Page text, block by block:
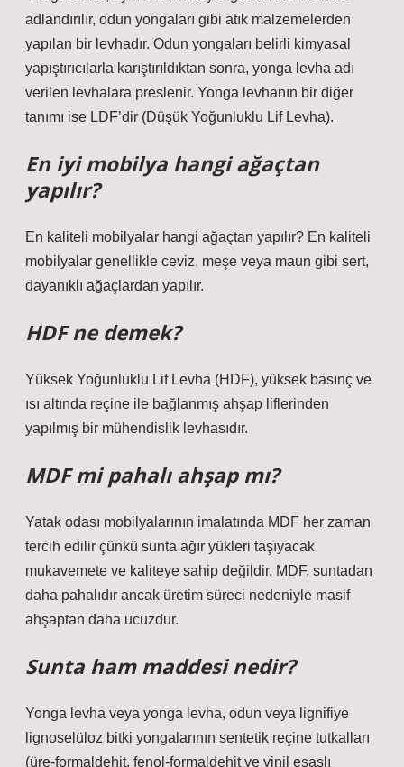
adlandırılır, odun yongaları gibi atık malzemelerden
yapılan bir levhadır. Odun yongaları belirli kimyasal
yapıştırıcılarla karıştırıldıktan sonra, yonga levha adı
verilen levhalara preslenir. Yonga levhanın bir diğer
tanımı ise LDF’dir (Düşük Yoğunluklu Lif Levha).
En iyi mobilya hangi ağaçtan
yapılır?
En kaliteli mobilyalar hangi ağaçtan yapılır? En kaliteli
mobilyalar genellikle ceviz, meşe veya maun gibi sert,
dayanıklı ağaçlardan yapılır.
HDF ne demek?
Yüksek Yoğunluklu Lif Levha (HDF), yüksek basınç ve
ısı altında reçine ile bağlanmış ahşap liflerinden
yapılmış bir mühendislik levhasıdır.
MDF mi pahalı ahşap mı?
Yatak odası mobilyalarının imalatında MDF her zaman
tercih edilir çünkü sunta ağır yükleri taşıyacak
mukavemete ve kaliteye sahip değildir. MDF, suntadan
daha pahalıdır ancak üretim süreci nedeniyle masif
ahşaptan daha ucuzdur.
Sunta ham maddesi nedir?
Yonga levha veya yonga levha, odun veya lignifiye
lignoselüloz bitki yongalarının sentetik reçine tutkalları
(üre-formaldehit, fenol-formaldehit ve vinil esaslı